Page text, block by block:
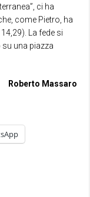
ci ha
come Pietro, ha
La fede si
una piazza
Roberto Massaro